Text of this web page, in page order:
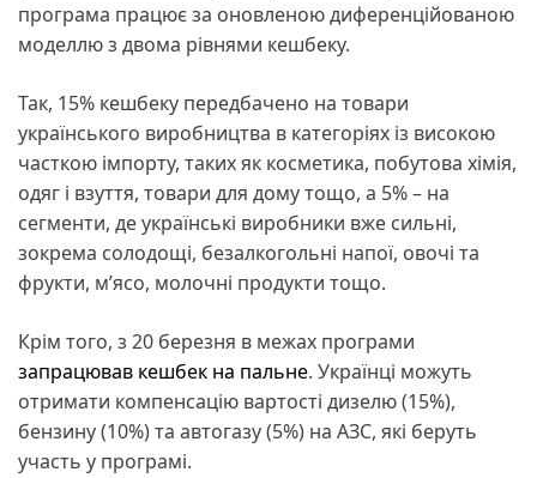
програма працює за оновленою диференційованою
моделлю з двома рівнями кешбеку.
Так, 15% кешбеку передбачено на товари
українського виробництва в категоріях із високою
часткою імпорту, таких як косметика, побутова хімія,
одяг і взуття, товари для дому тощо, а 5% – на
сегменти, де українські виробники вже сильні,
зокрема солодощі, безалкогольні напої, овочі та
фрукти, м’ясо, молочні продукти тощо.
Крім того, з 20 березня в межах програми
запрацював кешбек на пальне. Українці можуть
отримати компенсацію вартості дизелю (15%),
бензину (10%) та автогазу (5%) на АЗС, які беруть
участь у програмі.